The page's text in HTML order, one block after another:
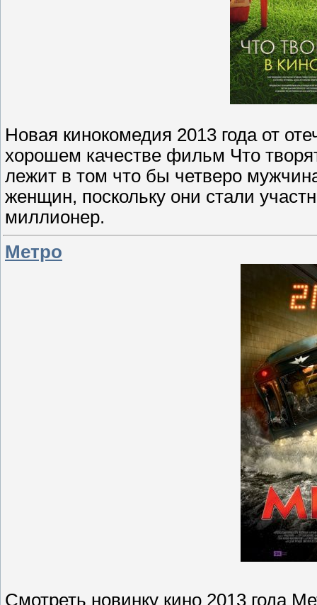
Новая кинокомедия 2013 года от
хорошем качестве фильм Что
лежит в том что бы четверо
женщин, поскольку они стали
миллионер.
Метро
Смотреть новинку кино 2013 года